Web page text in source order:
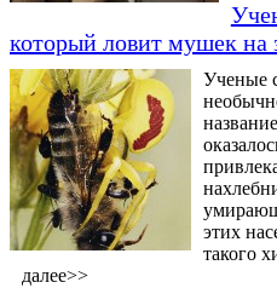
который ловит мушек
Ученые
этих
такого
далее>>